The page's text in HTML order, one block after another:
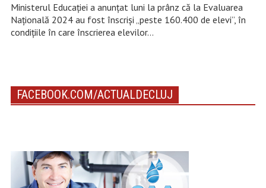
Ministerul Educației a anunțat luni la prânz că la Evaluarea
Națională 2024 au fost înscriși „peste 160.400 de elevi”, în
condițiile în care înscrierea elevilor…
FACEBOOK.COM/ACTUALDECLUJ